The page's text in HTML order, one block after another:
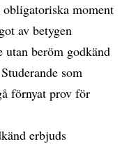
moment
av betygen
beröm godkänd
som
förnyat prov för
erbjuds